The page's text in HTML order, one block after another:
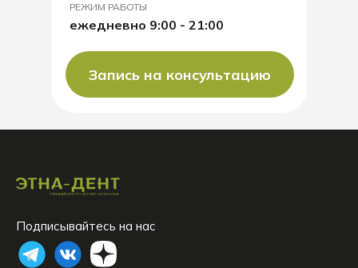
РЕЖИМ РАБОТЫ
ежедневно 9:00 - 21:00
Запись на консультацию
Подписывайтесь на нас